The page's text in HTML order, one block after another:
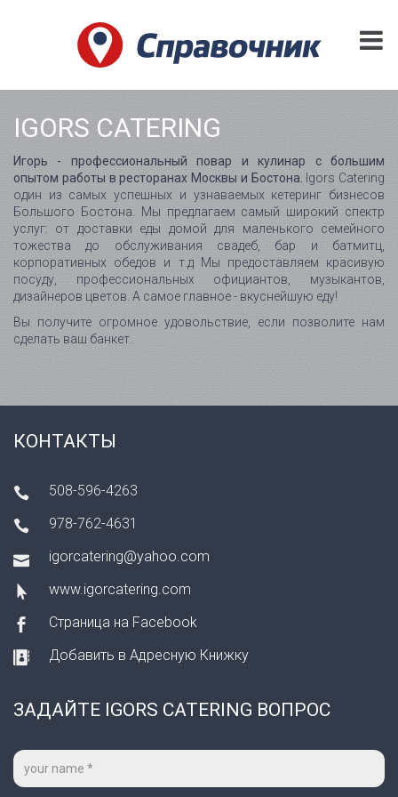
IGORS CATERING
Игорь - профессиональный повар и кулинар с большим
опытом работы в ресторанах Москвы и Бостона.
Igors Catering
один из самых успешных и узнаваемых кетеринг бизнесов
Большого Бостона. Мы предлагаем самый широкий спектр
услуг: от доставки еды домой для маленького семейного
тожества до обслуживания свадеб, бар и батмитц,
корпоративных обедов и т.д Мы предоставляем красивую
посуду, профессиональных официантов, музыкантов,
дизайнеров цветов. А самое главное - вкуснейшую еду!
Вы получите огромное удовольствие, если позволите нам
сделать ваш банкет.
КОНТАКТЫ
508-596-4263
978-762-4631
igorcatering@yahoo.com
www.igorcatering.com
Страница на Facebook
Добавить в Адресную Книжку
ЗАДАЙТЕ IGORS CATERING ВОПРОС
Ваше
имя